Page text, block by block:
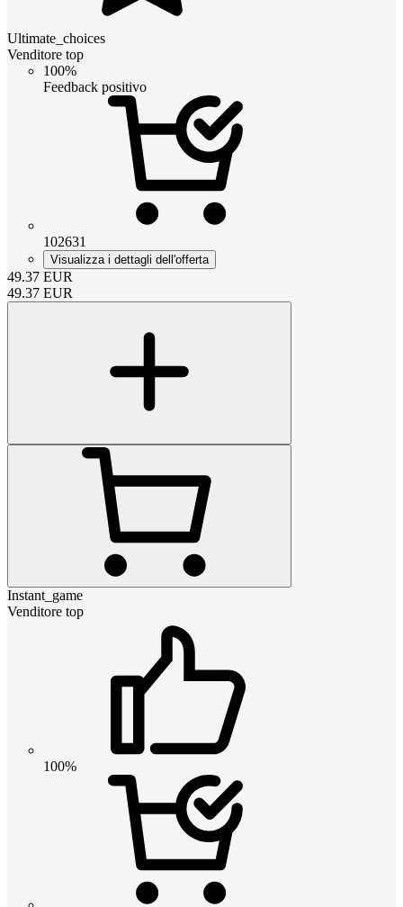
Ultimate_choices
Venditore top
100%
Feedback positivo
102631
Visualizza i dettagli dell'offerta
49.37 EUR
49.37 EUR
Instant_game
Venditore top
100%